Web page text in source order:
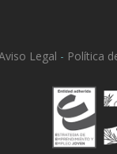
Legal - Política